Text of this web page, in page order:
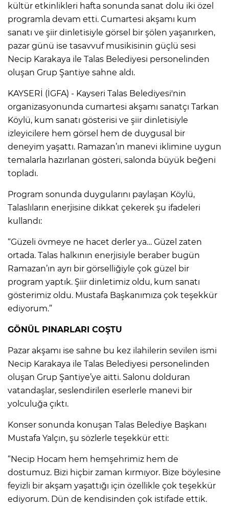
kültür etkinlikleri hafta sonunda sanat dolu iki özel
programla devam etti. Cumartesi akşamı kum
sanatı ve şiir dinletisiyle görsel bir şölen yaşanırken,
pazar günü ise tasavvuf musikisinin güçlü sesi
Necip Karakaya ile Talas Belediyesi personelinden
oluşan Grup Şantiye sahne aldı.
KAYSERİ (İGFA) - Kayseri Talas Belediyesi'nin
organizasyonunda cumartesi akşamı sanatçı Tarkan
Köylü, kum sanatı gösterisi ve şiir dinletisiyle
izleyicilere hem görsel hem de duygusal bir
deneyim yaşattı. Ramazan’ın manevi iklimine uygun
temalarla hazırlanan gösteri, salonda büyük beğeni
topladı.
Program sonunda duygularını paylaşan Köylü,
Talaslıların enerjisine dikkat çekerek şu ifadeleri
kullandı:
“Güzeli övmeye ne hacet derler ya… Güzel zaten
ortada. Talas halkının enerjisiyle beraber bugün
Ramazan’ın ayrı bir görselliğiyle çok güzel bir
program yaptık. Şiir dinletimiz oldu, kum sanatı
gösterimiz oldu. Mustafa Başkanımıza çok teşekkür
ediyorum.”
GÖNÜL PINARLARI COŞTU
Pazar akşamı ise sahne bu kez ilahilerin sevilen ismi
Necip Karakaya ile Talas Belediyesi personelinden
oluşan Grup Şantiye’ye aitti. Salonu dolduran
vatandaşlar, seslendirilen eserlerle manevi bir
yolculuğa çıktı.
Konser sonunda konuşan Talas Belediye Başkanı
Mustafa Yalçın, şu sözlerle teşekkür etti:
“Necip Hocam hem hemşehrimiz hem de
dostumuz. Bizi hiçbir zaman kırmıyor. Bize böylesine
feyizli bir akşam yaşattığı için özellikle çok teşekkür
ediyorum. Dün de kendisinden çok istifade ettik.